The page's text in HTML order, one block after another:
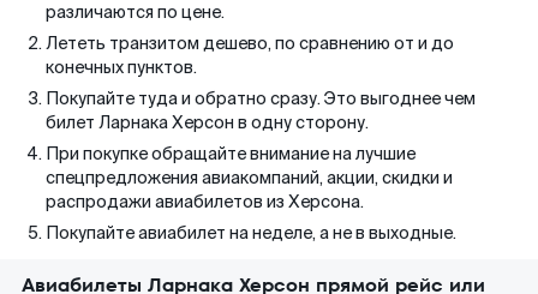
различаются по цене.
Лететь транзитом дешево, по сравнению от и до
конечных пунктов.
Покупайте туда и обратно сразу. Это выгоднее чем
билет Ларнака Херсон в одну сторону.
При покупке обращайте внимание на лучшие
спецпредложения авиакомпаний, акции, скидки и
распродажи авиабилетов из Херсона.
Покупайте авиабилет на неделе, а не в выходные.
Авиабилеты Ларнака Херсон прямой рейс или